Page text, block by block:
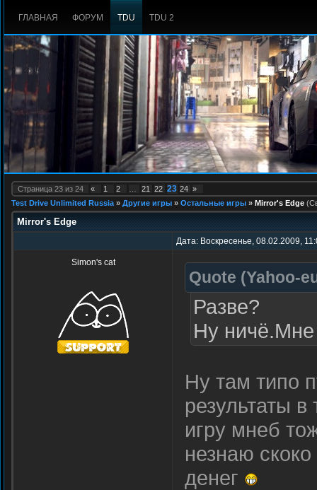
ГЛАВНАЯ ФОРУМ TDU TDU 2
Страница 23 из 24 « 1 2 21 22 23 24 »
Test Drive Unlimited Russia » Другие игры » Остальные игры » Mirror's Edge
Mirror's Edge
Дата: Воскресенье, 08.02.2009,
Simon's cat
Quote (Yahoo-
Разве?
Ну ничё.Мне
Ну там типо
результаты
игру мнеб
незнаю
денег